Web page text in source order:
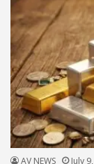
AV NEWS July